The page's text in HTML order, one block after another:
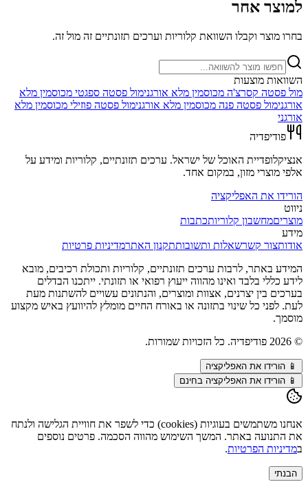
למוצר אחר
בחרו מוצר וקבלו השוואת קלוריות וערכים תזונתיים זה מול זה.
השוואות מוצעות
מול פסטה קסרצ'ה מכוסמין מלא אורגנימול פסטה ספגטי מכוסמין מלא
אורגנימול פסטה פנה מכוסמין מלא אורגנימול פסטה פוזילי מכוסמין מלא
אורגני
פודיפדיה
אנציקלופדיית האוכל של ישראל. ערכים תזונתיים, קלוריות ומידע על
אלפי מוצרי מזון, במקום אחד.
הורידו את האפליקציה
ניווט
מוצריםמחשבון קלוריותכתבות
מידע
אודותצור קשרשאלות ותשובותתקנון האתרמדיניות פרטיות
המידע באתר, לרבות ערכים תזונתיים, קלוריות ותכולת רכיבים, מובא
לידע כללי בלבד ואינו מהווה ייעוץ רפואי או תזונתי. ייתכנו הבדלים
בערכים בין יצרנים, אצוות ומוצרים, והנתונים עשויים להשתנות מעת
לעת. לפני כל שינוי בתזונה או באורח החיים מומלץ להיוועץ באיש מקצוע
מוסמך.
©
2026 פודיפדיה. כל הזכויות שמורות.
📱 הורידו את האפליקציה
📱 הורידו את האפליקציה בחינם
אנחנו משתמשים בעוגיות (cookies) כדי לשפר את חוויית הגלישה ולנתח
את התנועה באתר. המשך השימוש מהווה הסכמה. פרטים נוספים
במדיניות הפרטיות.
הבנתי